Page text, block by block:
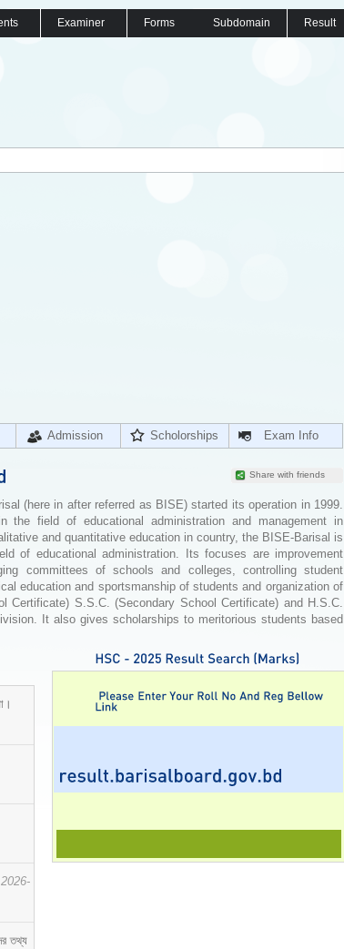
Examiner Forms Subdomain Result
Admission Scholorships Exam Info
Share with friends
(here in after referred as BISE) started its operation in 1999.
the field of educational administration and management in
and quantitative education in country, the BISE-Barisal is
of educational administration. Its focuses are improvement
committees of schools and colleges, controlling student
education and sportsmanship of students and organization of
Certificate) S.S.C. (Secondary School Certificate) and H.S.C.
It also gives scholarships to meritorious students based
2026-
তথ্য